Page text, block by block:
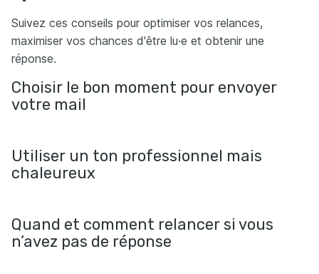
Suivez ces conseils pour optimiser vos relances,
maximiser vos chances d'être lu·e et obtenir une
réponse.
Choisir le bon moment pour envoyer
votre mail
Utiliser un ton professionnel mais
chaleureux
Quand et comment relancer si vous
n’avez pas de réponse